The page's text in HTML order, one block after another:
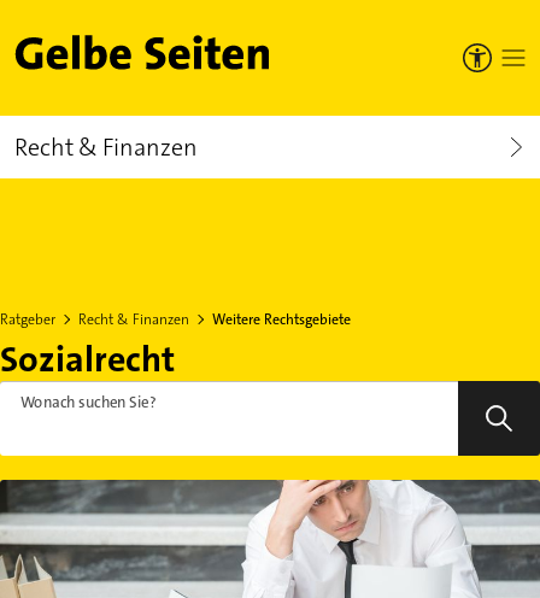
Gelbe Seiten
Recht & Finanzen
Ratgeber Recht & Finanzen Weitere Rechtsgebiete
Sozialrecht
Wonach suchen Sie?